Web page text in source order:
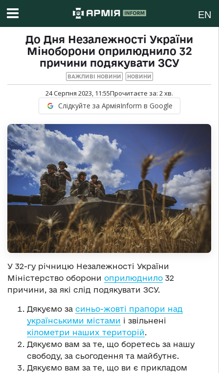
EN
До Дня Незалежності України
Міноборони оприлюднило 32
причини подякувати ЗСУ
ВАЖЛИВІ НОВИНИ НОВИНИ
24 Серпня 2023, 11:55Прочитаєте за: 2хв.
Слідкуйте за АрміяInform в Google
У 32-гу річницю Незалежності України
Міністерство оборони оприлюднило 32
причини, за які слід подякувати ЗСУ.
Дякуємо за синьо-жовті прапори над
українськими містами і звільнені
кілометри наших територій.
Дякуємо вам за те, що боретесь за нашу
свободу, за сьогодення та майбутнє.
Дякуємо вам за те, що ви є прикладом